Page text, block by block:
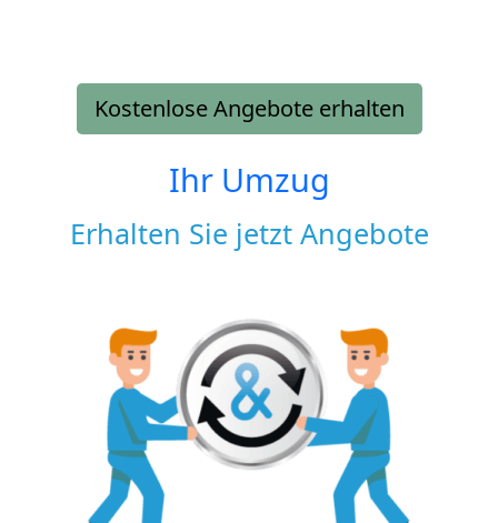
Kostenlose Angebote erhalten
Ihr Umzug
Erhalten Sie jetzt Angebote